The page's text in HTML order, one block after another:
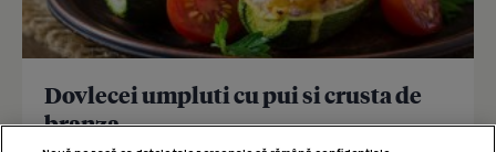
Dovlecei umpluti cu pui si crusta de
branza